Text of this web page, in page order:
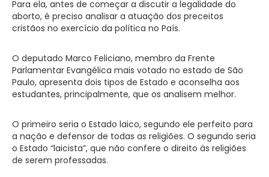
Para ela, antes de começar a discutir a legalidade do
aborto, é preciso analisar a atuação dos preceitos
cristãos no exercício da política no País.
O deputado Marco Feliciano, membro da Frente
Parlamentar Evangélica mais votado no estado de São
Paulo, apresenta dois tipos de Estado e aconselha aos
estudantes, principalmente, que os analisem melhor.
O primeiro seria o Estado laico, segundo ele perfeito para
a nação e defensor de todas as religiões. O segundo seria
o Estado “laicista”, que não confere o direito às religiões
de serem professadas.